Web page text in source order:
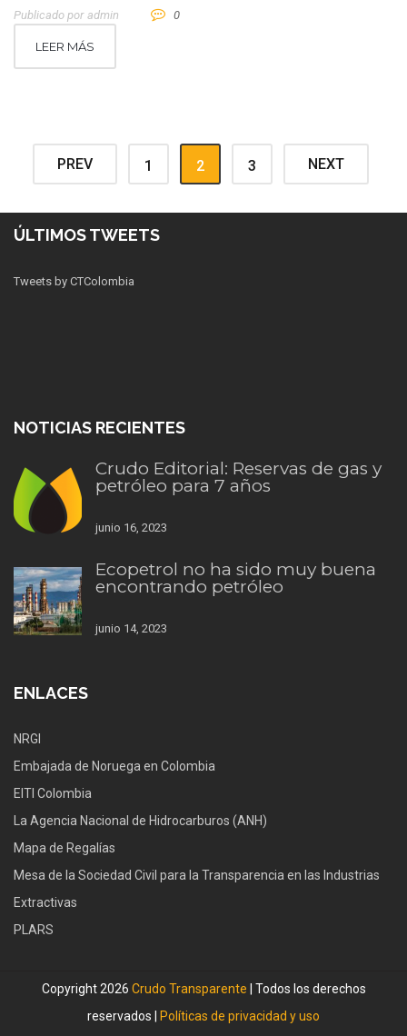
Publicado por Admin 0
LEER MÁS
PREV 1 2 3 NEXT
ÚLTIMOS TWEETS
Tweets by CTColombia
NOTICIAS RECIENTES
Crudo Editorial: Reservas de gas y
petróleo para 7 años
junio 16, 2023
Ecopetrol no ha sido muy buena
encontrando petróleo
junio 14, 2023
ENLACES
NRGI
Embajada de Noruega en Colombia
EITI Colombia
La Agencia Nacional de Hidrocarburos (ANH)
Mapa de Regalías
Mesa de la Sociedad Civil para la Transparencia en las Industrias
Extractivas
PLARS
Copyright 2026 Crudo Transparente | Todos los derechos
reservados |
Políticas de privacidad y uso